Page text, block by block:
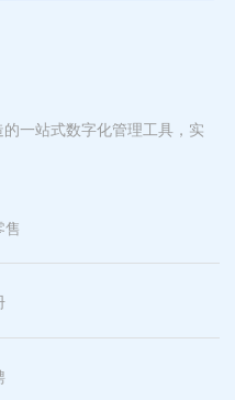
一站式数字化管理工具，实
售